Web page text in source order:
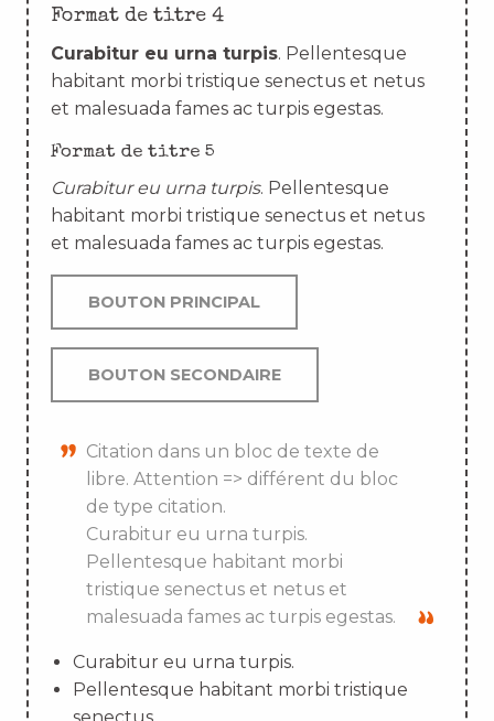
Format de titre 4
Curabitur eu urna turpis. Pellentesque
habitant morbi tristique senectus et netus
et malesuada fames ac turpis egestas.
Format de titre 5
Curabitur eu urna turpis. Pellentesque
habitant morbi tristique senectus et netus
et malesuada fames ac turpis egestas.
BOUTON PRINCIPAL
BOUTON SECONDAIRE
Citation dans un bloc de texte de
libre. Attention => différent du bloc
de type citation.
Curabitur eu urna turpis.
Pellentesque habitant morbi
tristique senectus et netus et
malesuada fames ac turpis egestas.
Curabitur eu urna turpis.
Pellentesque habitant morbi tristique